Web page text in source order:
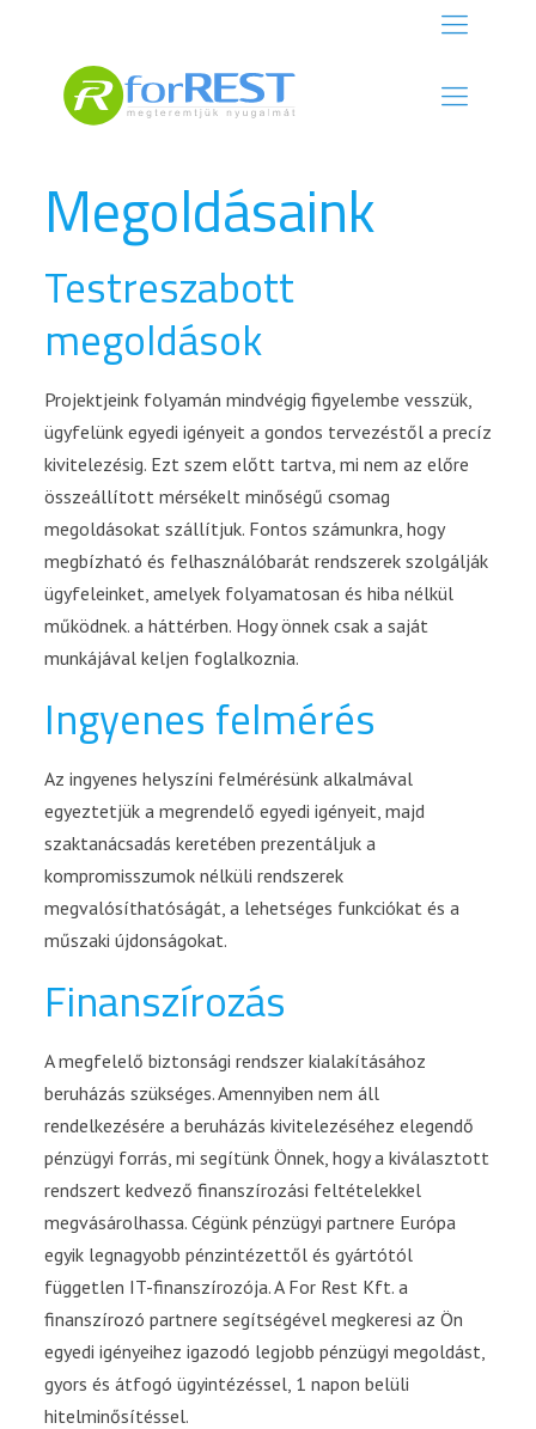
Megoldásaink
Testreszabott
megoldások
Projektjeink folyamán mindvégig figyelembe vesszük,
ügyfelünk egyedi igényeit a gondos tervezéstől a precíz
kivitelezésig. Ezt szem előtt tartva, mi nem az előre
összeállított mérsékelt minőségű csomag
megoldásokat szállítjuk. Fontos számunkra, hogy
megbízható és felhasználóbarát rendszerek szolgálják
ügyfeleinket, amelyek folyamatosan és hiba nélkül
működnek. a háttérben. Hogy önnek csak a saját
munkájával keljen foglalkoznia.
Ingyenes felmérés
Az ingyenes helyszíni felmérésünk alkalmával
egyeztetjük a megrendelő egyedi igényeit, majd
szaktanácsadás keretében prezentáljuk a
kompromisszumok nélküli rendszerek
megvalósíthatóságát, a lehetséges funkciókat és a
műszaki újdonságokat.
Finanszírozás
A megfelelő biztonsági rendszer kialakításához
beruházás szükséges. Amennyiben nem áll
rendelkezésére a beruházás kivitelezéséhez elegendő
pénzügyi forrás, mi segítünk Önnek, hogy a kiválasztott
rendszert kedvező finanszírozási feltételekkel
megvásárolhassa. Cégünk pénzügyi partnere Európa
egyik legnagyobb pénzintézettől és gyártótól
független IT-finanszírozója. A For Rest Kft. a
finanszírozó partnere segítségével megkeresi az Ön
egyedi igényeihez igazodó legjobb pénzügyi megoldást,
gyors és átfogó ügyintézéssel, 1 napon belüli
hitelminősítéssel.